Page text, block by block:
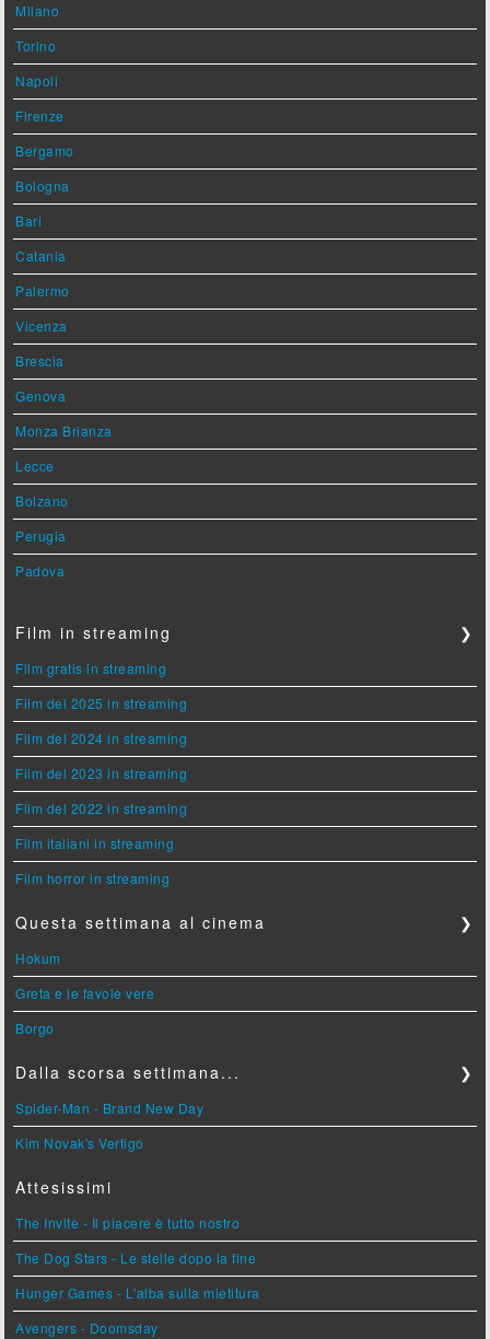
Milano
Torino
Napoli
Firenze
Bergamo
Bologna
Bari
Catania
Palermo
Vicenza
Brescia
Genova
Monza Brianza
Lecce
Bolzano
Perugia
Padova
Film in streaming ❯
Film gratis in streaming
Film del 2025 in streaming
Film del 2024 in streaming
Film del 2023 in streaming
Film del 2022 in streaming
Film italiani in streaming
Film horror in streaming
Questa settimana al cinema ❯
Hokum
Greta e le favole vere
Borgo
Dalla scorsa settimana... ❯
Spider-Man - Brand New Day
Kim Novak's Vertigo
Attesissimi
The Invite - Il piacere è tutto nostro
The Dog Stars - Le stelle dopo la fine
Hunger Games - L'alba sulla mietitura
Avengers - Doomsday